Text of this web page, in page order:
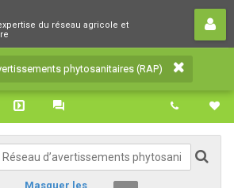
du réseau agricole et
d’avertissements
(RAP)
du réseau agricole et
agroalimentairephytosanitaires (RAP)
Masquer les